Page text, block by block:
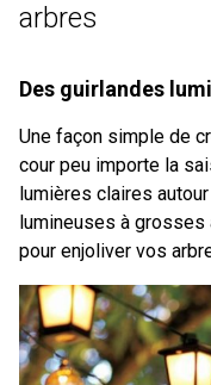
arbres
Des guirlandes
Une façon simple de
cour peu importe la
lumières claires
lumineuses à
pour enjoliver vos